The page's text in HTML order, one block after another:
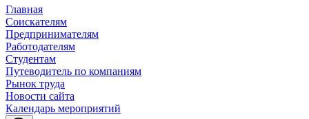
Главная
Соискателям
Предпринимателям
Работодателям
Студентам
Путеводитель по компаниям
Рынок труда
Новости сайта
Календарь мероприятий